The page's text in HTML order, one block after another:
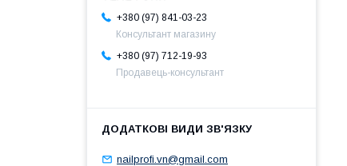
+380 (97) 841-03-23
Консультант магазину
+380 (97) 712-19-93
Продавець-консультант
nailprofi.vn@gmail.com